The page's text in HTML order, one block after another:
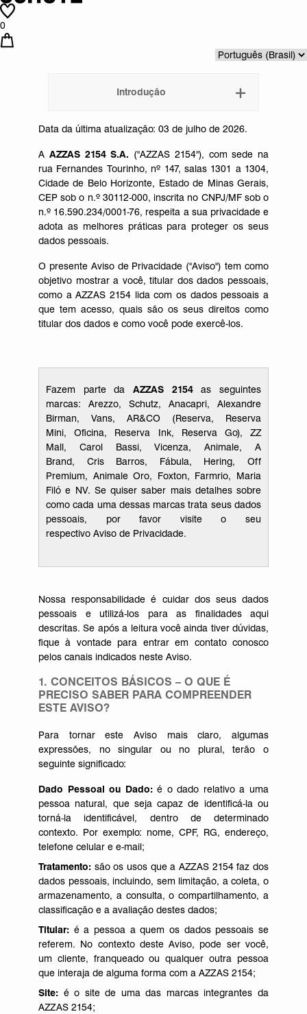
0
Introdução
Data da última atualização: 03 de julho de 2026.
A AZZAS 2154 S.A. ("AZZAS 2154"), com sede na
rua Fernandes Tourinho, nº 147, salas 1301 a 1304,
Cidade de Belo Horizonte, Estado de Minas Gerais,
CEP sob o n.º 30112-000, inscrita no CNPJ/MF sob o
n.º 16.590.234/0001-76, respeita a sua privacidade e
adota as melhores práticas para proteger os seus
dados pessoais.
O presente Aviso de Privacidade ("Aviso") tem como
objetivo mostrar a você, titular dos dados pessoais,
como a AZZAS 2154 lida com os dados pessoais a
que tem acesso, quais são os seus direitos como
titular dos dados e como você pode exercê-los.
Fazem parte da AZZAS 2154as seguintes
marcas: Arezzo, Schutz, Anacapri, Alexandre
Birman, Vans, AR&CO (Reserva, Reserva
Mini,Oficina, Reserva Ink, Reserva Go),ZZ
Mall, Carol Bassi,Vicenza, Animale,A
Brand, Cris Barros, Fábula, Hering,Off
Premium, Animale Oro, Foxton, Farmrio, Maria
Filó e NV. Se quiser saber mais detalhes sobre
como cada uma dessas marcas trata seus dados
pessoais, por favor visite o seu
respectivo Aviso de Privacidade.
Nossa responsabilidade é cuidar dos seus dados
pessoais e utilizá-los para as finalidades aqui
descritas. Se após a leitura você ainda tiver dúvidas,
fique à vontade para entrar em contato conosco
pelos canais indicados neste Aviso.
1. CONCEITOS BÁSICOS – O QUE É
PRECISO SABER PARA COMPREENDER
ESTE AVISO?
Para tornar este Aviso mais claro, algumas
expressões, no singular ou no plural, terão o
seguinte significado:
Dado Pessoal ou Dado:é o dado relativo a uma
pessoa natural, que seja capaz de identificá-la ou
torná-la identificável, dentro de determinado
contexto. Por exemplo: nome, CPF, RG, endereço,
telefone celular e e-mail;
Tratamento: são os usos que a AZZAS 2154 faz dos
dados pessoais, incluindo, sem limitação, a coleta, o
armazenamento, a consulta, o compartilhamento, a
classificação e a avaliação destes dados;
Titular: é a pessoa a quem os dados pessoais se
referem. No contexto deste Aviso, pode ser você,
um cliente, franqueado ou qualquer outra pessoa
que interaja de alguma forma com a AZZAS 2154;
Site: é o site de uma das marcas integrantes da
AZZAS 2154;